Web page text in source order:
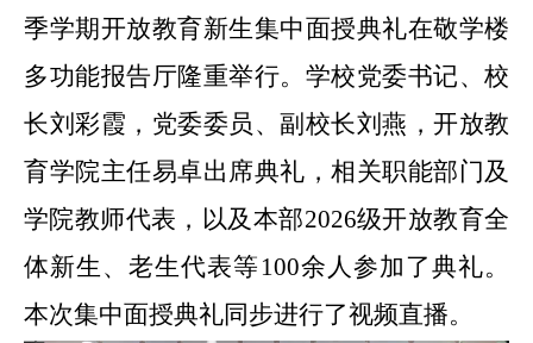
季学期开放教育新生集中面授典礼在敬学楼
多功能报告厅隆重举行。学校党委书记、校
长刘彩霞，党委委员、副校长刘燕，开放教
育学院主任易卓出席典礼，相关职能部门及
学院教师代表，以及 本部2026级开放教育全
体新生、老生代表等 100余人参加了典礼。
本次集中面授典礼同步进行了视频直播。